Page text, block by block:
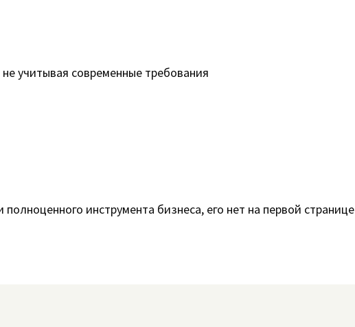
учитывая современные требования
инструмента бизнеса, его нет на первой странице